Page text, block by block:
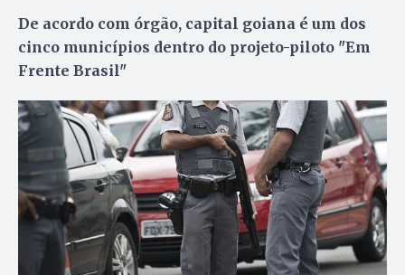
De acordo com órgão, capital goiana é um dos
cinco municípios dentro do projeto-piloto "Em
Frente Brasil"